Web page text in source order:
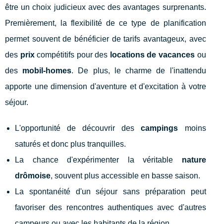
être un choix judicieux avec des avantages surprenants.
Premièrement, la flexibilité de ce type de planification
permet souvent de bénéficier de tarifs avantageux, avec
des prixcompétitifs pour des locations de vacances ou
des mobil-homes. De plus, le charme de l'inattendu
apporte une dimension d'aventure et d'excitation à votre
séjour.
L'opportunité de découvrir descampings moins
saturés et donc plus tranquilles.
La chance d'expérimenter la véritable nature
drômoise, souvent plus accessible en basse saison.
La spontanéité d'un séjour sans préparation peut
favoriser des rencontres authentiques avec d'autres